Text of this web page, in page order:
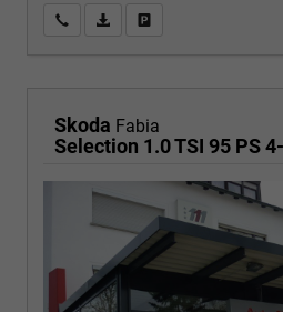
Wir rufen Sie anPDF-Fahrzeugexposé drucken
Skoda Fabia